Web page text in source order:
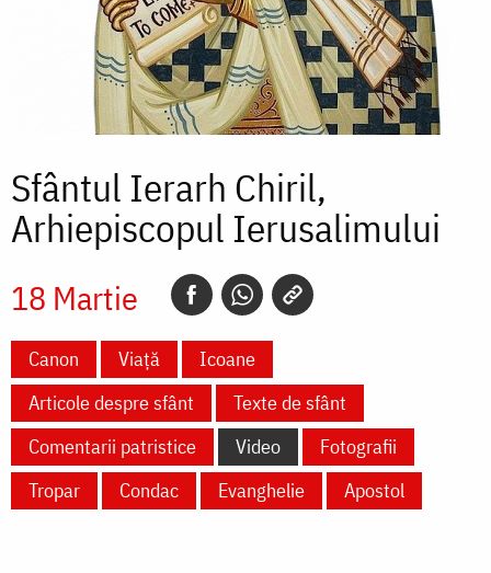
Sfântul Ierarh Chiril,
Arhiepiscopul Ierusalimului
18 Martie
Canon Viață
Icoane
Articole despre sfânt
Texte de sfânt
Comentarii patristice
Video
Fotografii
Tropar
Condac Evanghelie Apostol